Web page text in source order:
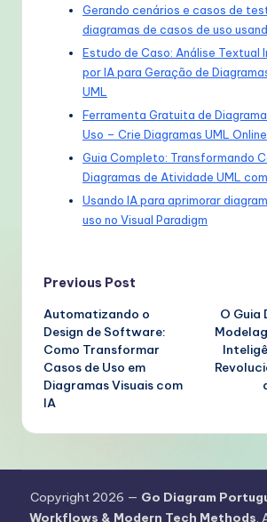
Gerando cenários e casos de
diagramas de casos de uso
Estudo de Caso: Análise Textual
por IA para Geração de
UML
Ferramenta Gratuita de
Uso – Crie Diagramas UML Online
Guia Completo: Transformando
Diagramas de Atividade UML
Usando IA para aprimorar
uso no Visual Paradigm
Post
navigation
Previous Post
Automatizando o
Design de Software:
Como Transformar
Casos de Uso em
Diagramas Visuais com
IA
O Guia
Copyright 2026 — Go Diagram
Workflows & Modern Tech Methods.